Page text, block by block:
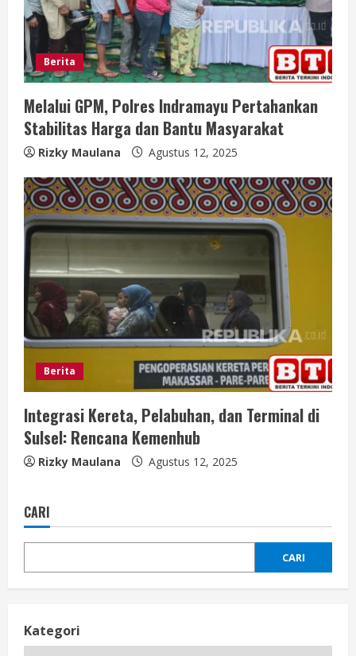
Berita
Melalui GPM, Polres Indramayu Pertahankan
Stabilitas Harga dan Bantu Masyarakat
Rizky Maulana Agustus 12, 2025
Berita
Integrasi Kereta, Pelabuhan, dan Terminal di
Sulsel: Rencana Kemenhub
Rizky Maulana Agustus 12, 2025
CARI
CARI
Kategori